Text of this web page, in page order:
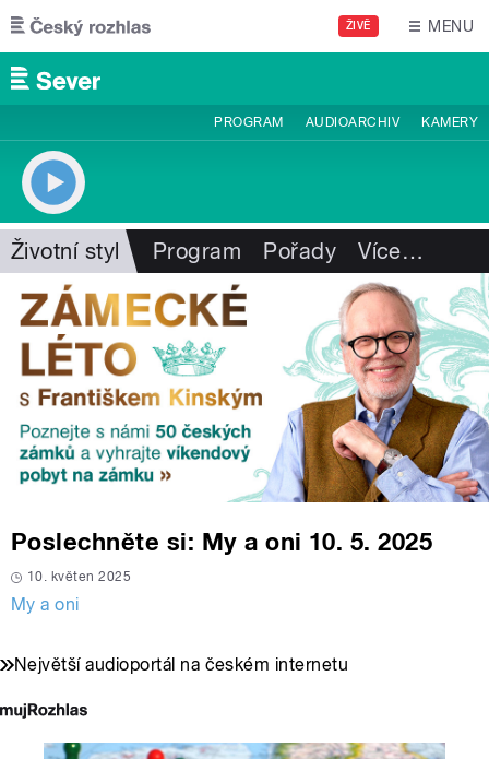
Přejít k hlavnímu obsahu
ŽIVĚ MENU
PROGRAM AUDIOARCHIV KAMERY
Životní styl Program Pořady Více…
Poslechněte si: My a oni 10. 5. 2025
10. květen 2025
My a oni
Největší audioportál na českém internetu